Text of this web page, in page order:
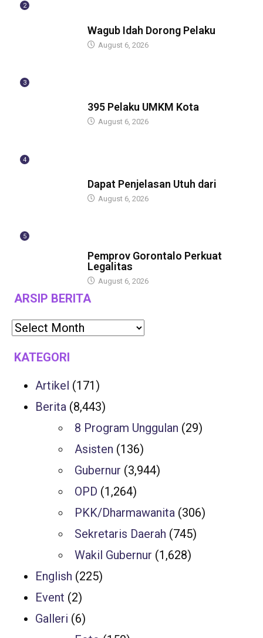
2
Wagub Idah Dorong Pelaku
August 6, 2026
3
395 Pelaku UMKM Kota
August 6, 2026
4
Dapat Penjelasan Utuh dari
August 6, 2026
5
Pemprov Gorontalo Perkuat
Legalitas
August 6, 2026
ARSIP BERITA
KATEGORI
Artikel (171)
Berita (8,443)
8 Program Unggulan (29)
Asisten (136)
Gubernur (3,944)
OPD (1,264)
PKK/Dharmawanita (306)
Sekretaris Daerah (745)
Wakil Gubernur (1,628)
English (225)
Event (2)
Galleri (6)